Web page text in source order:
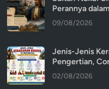
Perannya
09/08/2026
Jenis-Jenis
Pengertian,
02/08/2026